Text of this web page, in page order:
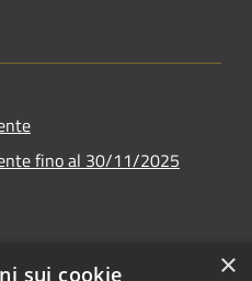
fino al 30/11/2025
×
sui cookie